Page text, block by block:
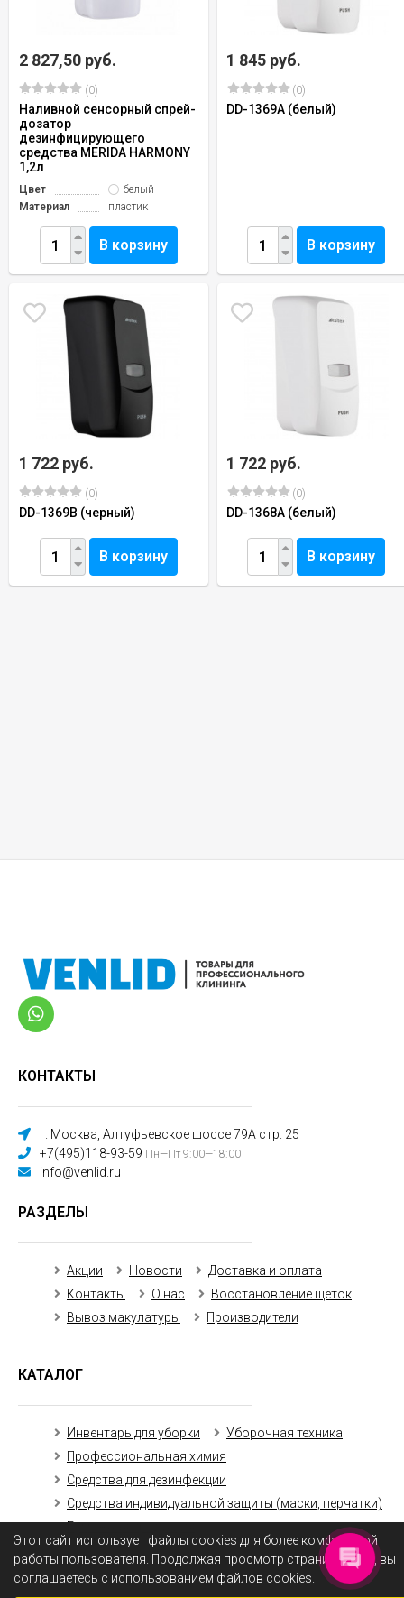
Этот сайт использует файлы cookies для более комфортной
работы пользователя. Продолжая просмотр страниц сайта, вы
соглашаетесь с использованием файлов cookies.
2 827,50 руб.
(0)
Наливной сенсорный спрей-
дозатор
дезинфицирующего
средства MERIDA HARMONY
1,2л
Цвет
белый
Материал
пластик
В корзину
1 845 руб.
(0)
DD-1369A (белый)
В корзину
1 722 руб.
(0)
DD-1369B (черный)
В корзину
1 722 руб.
(0)
DD-1368A (белый)
В корзину
КОНТАКТЫ
г. Москва, Алтуфьевское шоссе 79А стр. 25
+7(495)118-93-59 Пн—Пт 9:00—18:00
info@venlid.ru
РАЗДЕЛЫ
Акции Новости
Доставка и оплата
Контакты
О нас
Восстановление щеток
Вывоз макулатуры
Производители
КАТАЛОГ
Инвентарь для уборки
Уборочная техника
Профессиональная химия
Средства для дезинфекции
Средства индивидуальной защиты (маски, перчатки)
Бумажная продукция